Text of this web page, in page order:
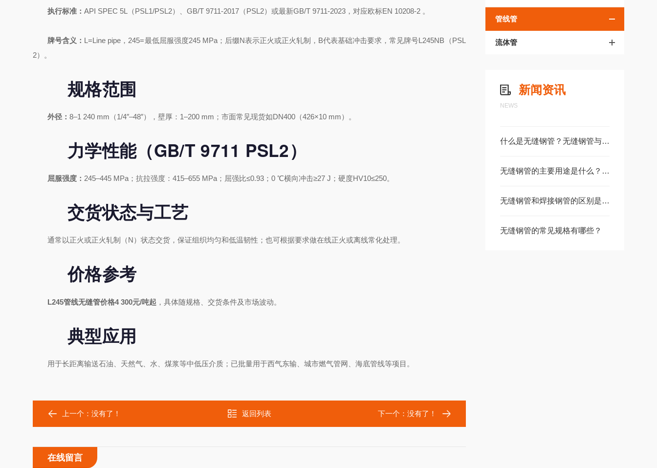
后缀N表示正火或正火轧制，
B代表基础冲击要求，
常见牌号L245NB（PSL2）
管线管
流体管
新闻资讯
NEWS
什么是无缝钢管？无缝钢管与焊接钢管的对比
无缝钢管的主要用途是什么？无缝钢管9大应用场景
无缝钢管和焊接钢管的区别是什么？
无缝钢管的常见规格有哪些？
执行标准：API SPEC 5L（PSL1/PSL2）、GB/T 9711-2017（PSL2）或最新GB/T 9711-2023，对应欧标EN 10208-2 。
牌号含义： L=Line pipe，245=最低屈服强度245 MPa；后缀N表示正火或正火轧制，B代表基础冲击要求，常见牌号L245NB（PSL
2）。
规格范围
外径：8–1 240 mm（1/4″–48″），壁厚：1–200 mm；市面常见现货如DN400（426×10 mm）。
力学性能（GB/T 9711 PSL2）
屈服强度： 245–445 MPa；抗拉强度：415–655 MPa；屈强比≤0.93；0 ℃横向冲击≥27 J；硬度HV10≤250。
交货状态与工艺
通常以正火或正火轧制（N）状态交货，保证组织均匀和低温韧性；也可根据要求做在线正火或离线常化处理。
价格参考
L245管线无缝管价格4 300元/吨起 ，具体随规格、交货条件及市场波动。
典型应用
用于长距离输送石油、天然气、水、煤浆等中低压介质；已批量用于西气东输、城市燃气管网、海底管线等项目。
上一个：没有了！ 返回列表 下一个：没有了！
在线留言